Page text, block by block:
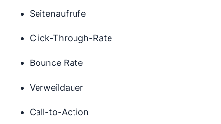
Seitenaufrufe
Click-Through-Rate
Bounce Rate
Verweildauer
Call-to-Action